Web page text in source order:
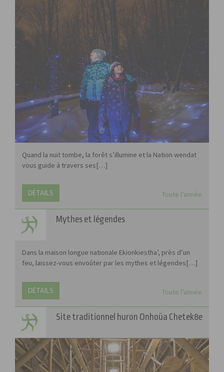
Quand la nuit tombe, la forêt s’illumine et la Nation wendat
vous guide à travers ses[…]
DÉTAILS Toute l’année
Mythes et légendes
Dans la maison longue nationale Ekionkiestha’, près d’un
feu, laissez-vous envoûter par les mythes et légendes[…]
DÉTAILS Toute l’année
Site traditionnel huron Onhoüa Chetek8e